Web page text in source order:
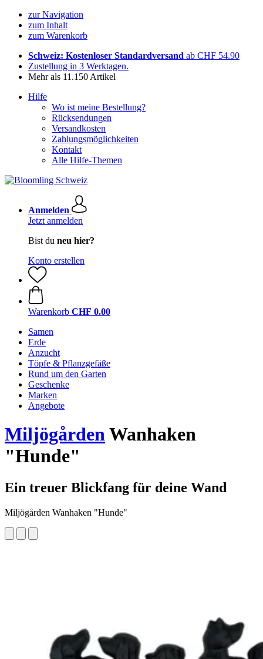
zur Navigation
zum Inhalt
zum Warenkorb
Schweiz: Kostenloser Standardversand ab CHF 54.90
Zustellung in 3 Werktagen.
Mehr als 11.150 Artikel
Hilfe
Wo ist meine Bestellung?
Rücksendungen
Versandkosten
Zahlungsmöglichkeiten
Kontakt
Alle Hilfe-Themen
Anmelden
Jetzt anmelden
Bist du neu hier?
Konto erstellen
Warenkorb CHF 0.00
Samen
Erde
Anzucht
Töpfe & Pflanzgefäße
Rund um den Garten
Geschenke
Marken
Angebote
MiljögårdenWanhaken
"Hunde"
Ein treuer Blickfang für deine Wand
Miljögården Wanhaken "Hunde"